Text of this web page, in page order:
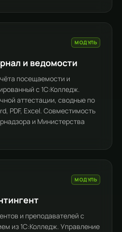
МОДУЛЬ
и ведомости
посещаемости и
с 1С:Колледж.
аттестации, сводные по
PDF, Excel. Совместимость
и Министерства
МОДУЛЬ
и преподавателей с
из 1С:Колледж. Управление